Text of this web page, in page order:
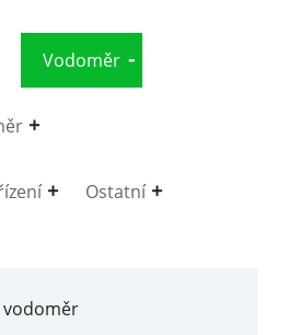
Vodoměr
Ostatní
vodoměr